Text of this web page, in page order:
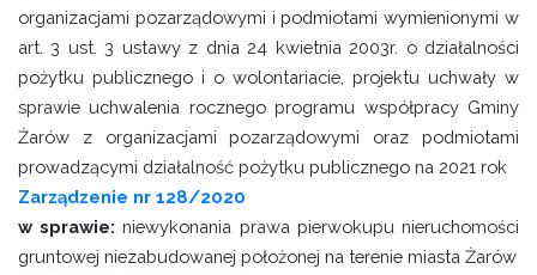
organizacjami pozarządowymi i podmiotami wymienionymi w
art. 3 ust. 3 ustawy z dnia 24 kwietnia 2003r. o działalności
pożytku publicznego i o wolontariacie, projektu uchwały w
sprawie uchwalenia rocznego programu współpracy Gminy
Żarów z organizacjami pozarządowymi oraz podmiotami
prowadzącymi działalność pożytku publicznego na 2021 rok
Zarządzenie nr 128/2020
w sprawie: niewykonania prawa pierwokupu nieruchomości
gruntowej niezabudowanej położonej na terenie miasta Żarów